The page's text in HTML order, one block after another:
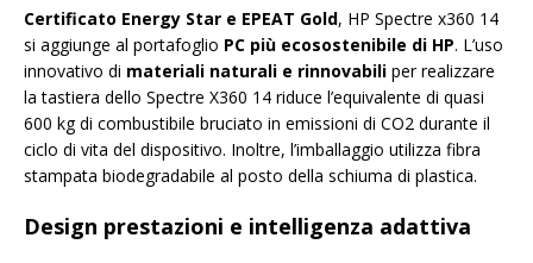
Certificato Energy Star e EPEAT Gold, HP Spectre x360 14
si aggiunge al portafoglio PC più ecosostenibile di HP. L’uso
innovativo di materiali naturali e rinnovabili per realizzare
la tastiera dello Spectre X360 14 riduce l’equivalente di quasi
600 kg di combustibile bruciato in emissioni di CO2 durante il
ciclo di vita del dispositivo. Inoltre, l’imballaggio utilizza fibra
stampata biodegradabile al posto della schiuma di plastica.
Design prestazioni e intelligenza adattiva